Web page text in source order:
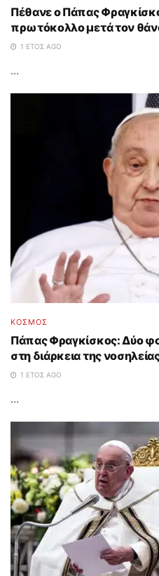
Πέθανε ο Πάπας
πρωτόκολλο μετά τον
1 ΈΤΟΣ AGO
...
ΚΟΣΜΟΣ
Πάπας Φραγκίσκος: Δύο
στη διάρκεια της
1 ΈΤΟΣ AGO
...